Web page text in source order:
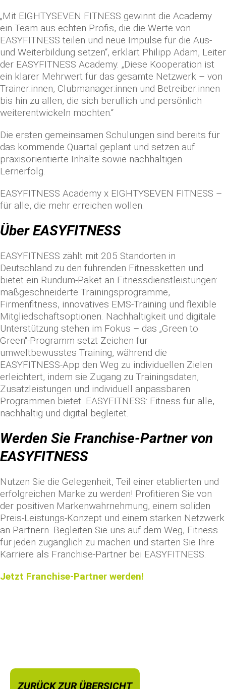
„Mit EIGHTYSEVEN FITNESS gewinnt die Academy
ein Team aus echten Profis, die die Werte von
EASYFITNESS teilen und neue Impulse für die Aus-
und Weiterbildung setzen“, erklärt Philipp Adam, Leiter
der EASYFITNESS Academy. „Diese Kooperation ist
ein klarer Mehrwert für das gesamte Netzwerk – von
Trainer:innen, Clubmanager:innen und Betreiber:innen
bis hin zu allen, die sich beruflich und persönlich
weiterentwickeln möchten.“
Die ersten gemeinsamen Schulungen sind bereits für
das kommende Quartal geplant und setzen auf
praxisorientierte Inhalte sowie nachhaltigen
Lernerfolg.
EASYFITNESS Academy x EIGHTYSEVEN FITNESS –
für alle, die mehr erreichen wollen.
Über EASYFITNESS
EASYFITNESS zählt mit 205 Standorten in
Deutschland zu den führenden Fitnessketten und
bietet ein Rundum-Paket an Fitnessdienstleistungen:
maßgeschneiderte Trainingsprogramme,
Firmenfitness, innovatives EMS-Training und flexible
Mitgliedschaftsoptionen. Nachhaltigkeit und digitale
Unterstützung stehen im Fokus – das „Green to
Green“-Programm setzt Zeichen für
umweltbewusstes Training, während die
EASYFITNESS-App den Weg zu individuellen Zielen
erleichtert, indem sie Zugang zu Trainingsdaten,
Zusatzleistungen und individuell anpassbaren
Programmen bietet. EASYFITNESS: Fitness für alle,
nachhaltig und digital begleitet.
Werden Sie Franchise-Partner von
EASYFITNESS
Nutzen Sie die Gelegenheit, Teil einer etablierten und
erfolgreichen Marke zu werden! Profitieren Sie von
der positiven Markenwahrnehmung, einem soliden
Preis-Leistungs-Konzept und einem starken Netzwerk
an Partnern. Begleiten Sie uns auf dem Weg, Fitness
für jeden zugänglich zu machen und starten Sie Ihre
Karriere als Franchise-Partner bei EASYFITNESS.
Jetzt Franchise-Partner werden!
ZURÜCK ZUR ÜBERSICHT